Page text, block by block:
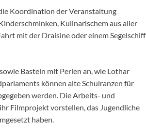
Koordination der Veranstaltung
Kulinarischem aus aller
mit der Draisine oder einem Segelschiff
Basteln mit Perlen an, wie Lothar
können alte Schulranzen für
werden. Die Arbeits- und
Filmprojekt vorstellen, das Jugendliche
haben.